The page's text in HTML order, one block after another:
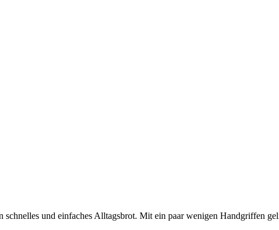
und einfaches Alltagsbrot. Mit ein paar wenigen Handgriffen